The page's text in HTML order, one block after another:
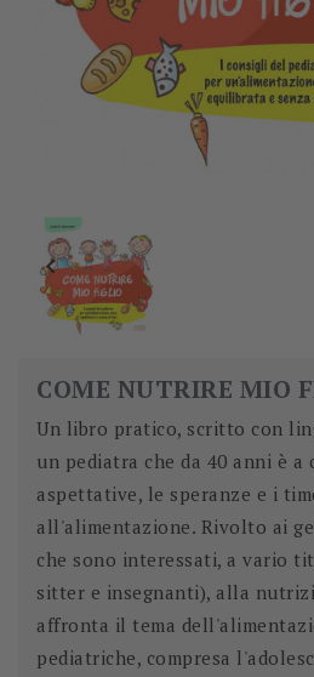

COME NUTRIRE MIO
Un libro pratico, scritto con
un pediatra che da 40 anni è
aspettative, le speranze e i
all'alimentazione. Rivolto ai
che sono interessati, a vario
sitter e insegnanti), alla
affronta il tema
pediatriche, compresa